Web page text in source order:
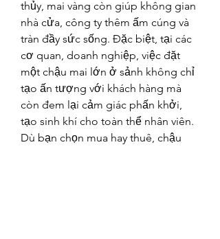
thủy, mai vàng còn giúp không gian
nhà cửa, công ty thêm ấm cúng và
tràn đầy sức sống. Đặc biệt, tại các
cơ quan, doanh nghiệp, việc đặt
một chậu mai lớn ở sảnh không chỉ
tạo ấn tượng với khách hàng mà
còn đem lại cảm giác phấn khởi,
tạo sinh khí cho toàn thể nhân viên.
Dù bạn chọn mua hay thuê, chậu